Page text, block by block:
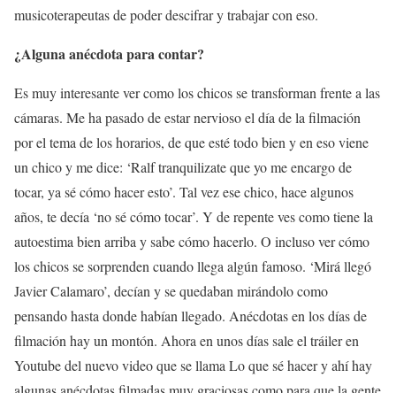
musicoterapeutas de poder descifrar y trabajar con eso.
¿Alguna anécdota para contar?
Es muy interesante ver como los chicos se transforman frente a las
cámaras. Me ha pasado de estar nervioso el día de la filmación
por el tema de los horarios, de que esté todo bien y en eso viene
un chico y me dice: ‘Ralf tranquilizate que yo me encargo de
tocar, ya sé cómo hacer esto’. Tal vez ese chico, hace algunos
años, te decía ‘no sé cómo tocar’. Y de repente ves como tiene la
autoestima bien arriba y sabe cómo hacerlo. O incluso ver cómo
los chicos se sorprenden cuando llega algún famoso. ‘Mirá llegó
Javier Calamaro’, decían y se quedaban mirándolo como
pensando hasta donde habían llegado. Anécdotas en los días de
filmación hay un montón. Ahora en unos días sale el tráiler en
Youtube del nuevo video que se llama Lo que sé hacer y ahí hay